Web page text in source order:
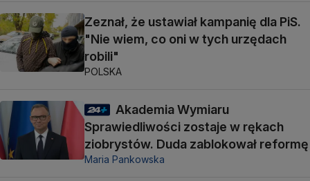
Zeznał, że ustawiał kampanię dla PiS.
"Nie wiem, co oni w tych urzędach
robili"
POLSKA
Akademia Wymiaru
Sprawiedliwości zostaje w rękach
ziobrystów. Duda zablokował reformę
Maria Pankowska